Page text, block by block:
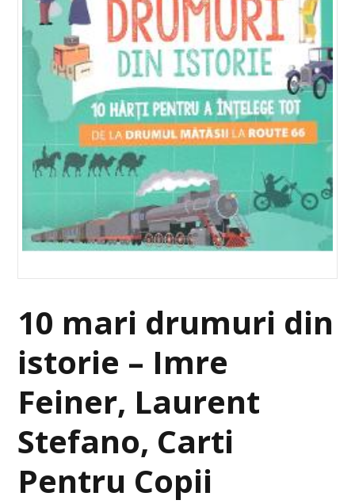
10 mari drumuri din
istorie – Imre
Feiner, Laurent
Stefano, Carti
Pentru Copii